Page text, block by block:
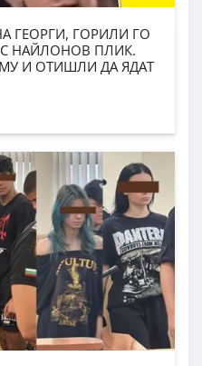
ГЕОРГИ, ГОРИЛИ ГО
НАЙЛОНОВ ПЛИК.
И ОТИШЛИ ДА ЯДАТ